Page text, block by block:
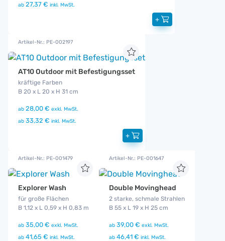
ab 27,37 € inkl. MwSt.
+
Artikel-Nr.: PE-002197
AT10 Outdoor mit Befestigungsset
kräftige Farben
B 20 x L 20 x H 31 cm
ab 28,00 € exkl. MwSt.
ab 33,32 € inkl. MwSt.
+
Artikel-Nr.: PE-001479
Explorer Wash
für große Flächen
B 1,12 x L 0,59 x H 0,83 m
ab 35,00 € exkl. MwSt.
ab 41,65 € inkl. MwSt.
Artikel-Nr.: PE-001647
Double Movinghead
2 starke, schmale Strahlen
B 55 x L 19 x H 25 cm
ab 39,00 € exkl. MwSt.
ab 46,41 € inkl. MwSt.